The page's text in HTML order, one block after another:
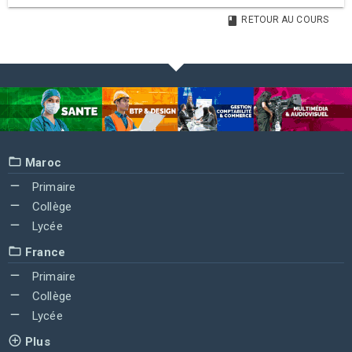
RETOUR AU COURS
Maroc
Primaire
Collège
Lycée
France
Primaire
Collège
Lycée
Plus